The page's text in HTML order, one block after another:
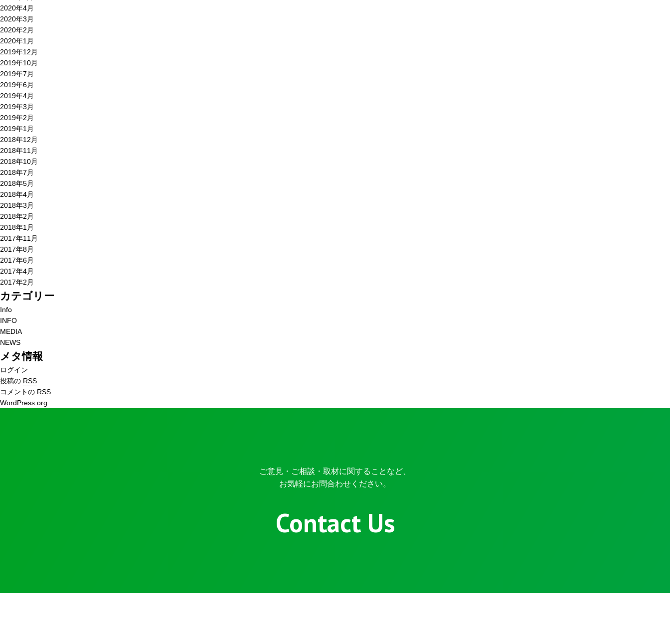
2020年4月
2020年3月
2020年2月
2020年1月
2019年12月
2019年10月
2019年7月
2019年6月
2019年4月
2019年3月
2019年2月
2019年1月
2018年12月
2018年11月
2018年10月
2018年7月
2018年5月
2018年4月
2018年3月
2018年2月
2018年1月
2017年11月
2017年8月
2017年6月
2017年4月
2017年2月
カテゴリー
Info
INFO
MEDIA
NEWS
メタ情報
ログイン
投稿の RSS
コメントの RSS
WordPress.org
ご意見・ご相談・取材に関することなど、
お気軽にお問合わせください。
Contact Us